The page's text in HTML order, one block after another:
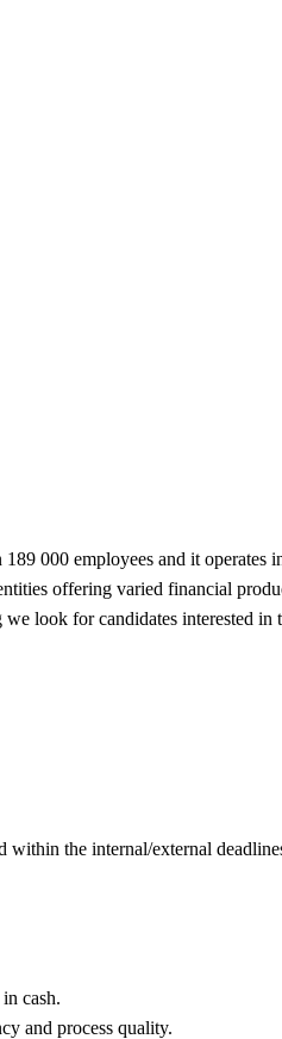
000 employees and it operates
offering varied financial
look for candidates interested in
within the internal/external
cash.
and process quality.